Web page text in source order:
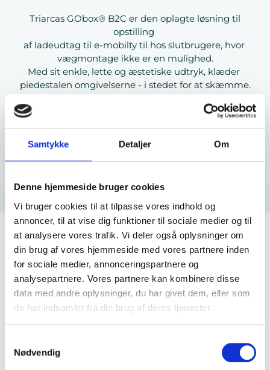
Samtykke Detaljer Om
Denne hjemmeside bruger cookies
Vi bruger cookies til at tilpasse vores indhold og
annoncer, til at vise dig funktioner til sociale medier og til
at analysere vores trafik. Vi deler også oplysninger om
din brug af vores hjemmeside med vores partnere inden
for sociale medier, annonceringspartnere og
analysepartnere. Vores partnere kan kombinere disse
data med andre oplysninger, du har givet dem, eller som
de har indsamlet fra din brug af deres tjenester.
Nødvendig
Triarcas GObox® B2C er den oplagte løsning til
opstilling
af ladeudtag til e-mobilty til hos slutbrugere, hvor
vægmontage ikke er en mulighed.
Med sit enkle, lette og æstetiske udtryk, klæder
piedestalen omgivelserne - i stedet for at skæmme.
opnås et specifikt udtryk i eks. et helt boligområde.
pulverlakeret med polyester coating, for lang levetid og
lav vedligeholdelse
Gode grunde til at vælge
GObox® B2C
Sikker og robust platform til installation af ladeudtag
Hurtig installation og montering -kræver ikke seperat
Triarcas velkendte holdbarhed og robusthed